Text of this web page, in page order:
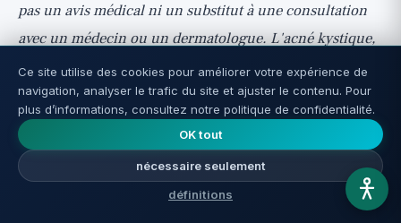
pas un avis médical ni un substitut à une consultation
avec un médecin ou un dermatologue. L'acné kystique,
nodulaire ou cicatricielle, ainsi que le traitement par
isotrétinoïne ou par traitements hormonaux
(spironolactone, pilule), nécessitent un diagnostic et un
suivi médical, et il ne faut jamais prendre de
médicaments sur ordonnance ou les commander sans
ordonnance et sans surveillance. Les femmes enceintes,
Ce site utilise des cookies pour améliorer votre expérience de
navigation, analyser le trafic du site et ajuster le contenu. Pour
plus d’informations, consultez notre politique de confidentialité.
OK tout
nécessaire seulement
définitions